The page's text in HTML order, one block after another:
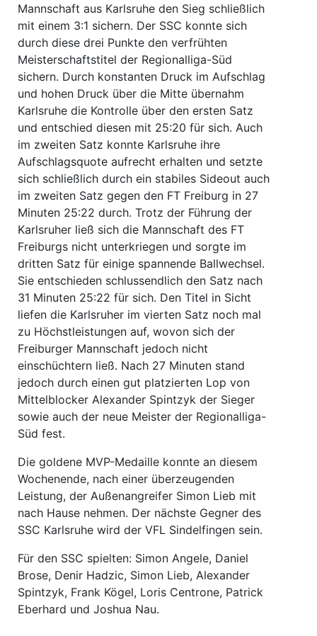
Mannschaft aus Karlsruhe den Sieg schließlich
mit einem 3:1 sichern. Der SSC konnte sich
durch diese drei Punkte den verfrühten
Meisterschaftstitel der Regionalliga-Süd
sichern. Durch konstanten Druck im Aufschlag
und hohen Druck über die Mitte übernahm
Karlsruhe die Kontrolle über den ersten Satz
und entschied diesen mit 25:20 für sich. Auch
im zweiten Satz konnte Karlsruhe ihre
Aufschlagsquote aufrecht erhalten und setzte
sich schließlich durch ein stabiles Sideout auch
im zweiten Satz gegen den FT Freiburg in 27
Minuten 25:22 durch. Trotz der Führung der
Karlsruher ließ sich die Mannschaft des FT
Freiburgs nicht unterkriegen und sorgte im
dritten Satz für einige spannende Ballwechsel.
Sie entschieden schlussendlich den Satz nach
31 Minuten 25:22 für sich. Den Titel in Sicht
liefen die Karlsruher im vierten Satz noch mal
zu Höchstleistungen auf, wovon sich der
Freiburger Mannschaft jedoch nicht
einschüchtern ließ. Nach 27 Minuten stand
jedoch durch einen gut platzierten Lop von
Mittelblocker Alexander Spintzyk der Sieger
sowie auch der neue Meister der Regionalliga-
Süd fest.
Die goldene MVP-Medaille konnte an diesem
Wochenende, nach einer überzeugenden
Leistung, der Außenangreifer Simon Lieb mit
nach Hause nehmen. Der nächste Gegner des
SSC Karlsruhe wird der VFL Sindelfingen sein.
Für den SSC spielten: Simon Angele, Daniel
Brose, Denir Hadzic, Simon Lieb, Alexander
Spintzyk, Frank Kögel, Loris Centrone, Patrick
Eberhard und Joshua Nau.